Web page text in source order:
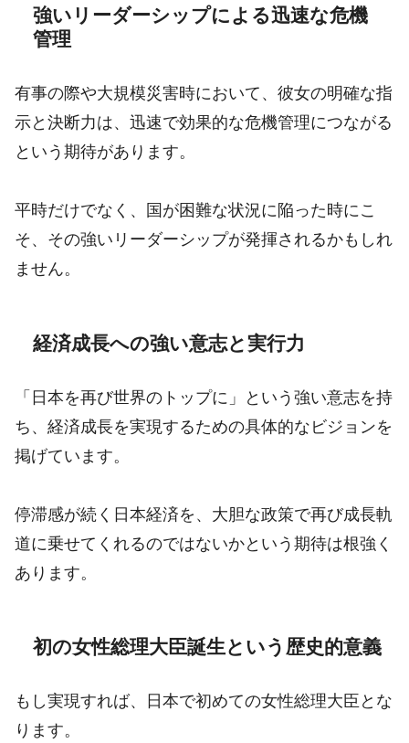
強いリーダーシップによる迅速な危機
管理
有事の際や大規模災害時において、彼女の明確な指
示と決断力は、迅速で効果的な危機管理につながる
という期待があります。
平時だけでなく、国が困難な状況に陥った時にこ
そ、その強いリーダーシップが発揮されるかもしれ
ません。
経済成長への強い意志と実行力
「日本を再び世界のトップに」という強い意志を持
ち、経済成長を実現するための具体的なビジョンを
掲げています。
停滞感が続く日本経済を、大胆な政策で再び成長軌
道に乗せてくれるのではないかという期待は根強く
あります。
初の女性総理大臣誕生という歴史的意義
もし実現すれば、日本で初めての女性総理大臣とな
ります。